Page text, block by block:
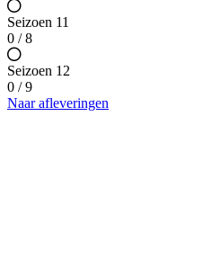
Seizoen 11
0 / 8
Seizoen 12
0 / 9
Naar afleveringen